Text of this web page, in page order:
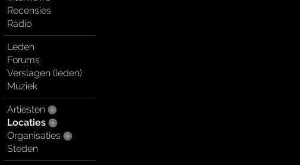
Recensies
Radio
Leden
Forums
Verslagen (leden)
Muziek
Artiesten
Locaties
Organisaties
Steden